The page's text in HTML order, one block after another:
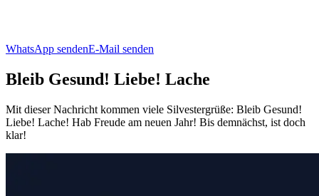
WhatsApp sendenE-Mail senden
Bleib Gesund! Liebe! Lache
Mit dieser Nachricht kommen viele Silvestergrüße: Bleib Gesund!
Liebe! Lache! Hab Freude am neuen Jahr! Bis demnächst, ist doch
klar!